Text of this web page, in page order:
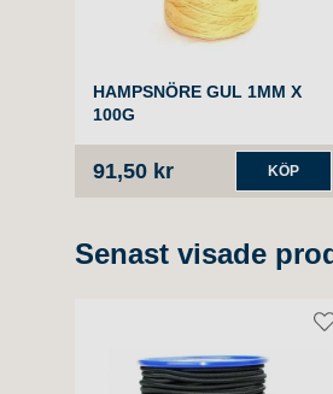
HAMPSNÖRE GUL 1MM X
100G
91,50 kr KÖP
Senast visade